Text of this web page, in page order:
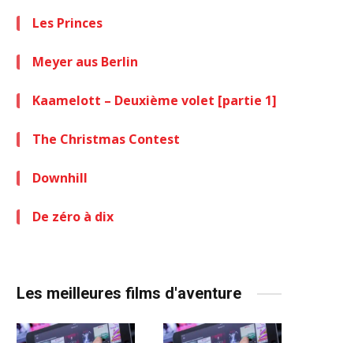
Les Princes
Meyer aus Berlin
Kaamelott – Deuxième volet [partie 1]
The Christmas Contest
Downhill
De zéro à dix
Les meilleures films d'aventure